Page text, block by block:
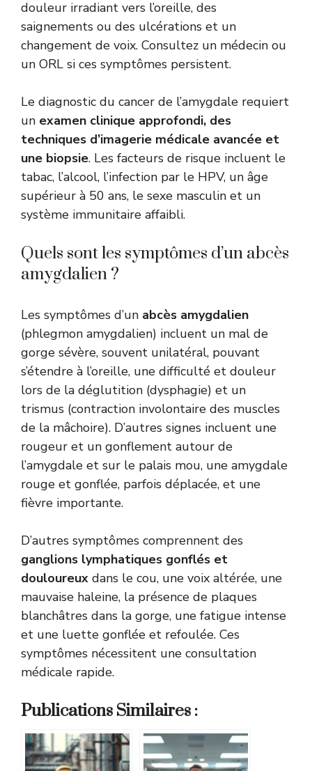
douleur irradiant vers l’oreille, des
saignements ou des ulcérations et un
changement de voix. Consultez un médecin ou
un ORL si ces symptômes persistent.
Le diagnostic du cancer de l’amygdale requiert
un examen clinique approfondi, des
techniques d’imagerie médicale avancée et
une biopsie. Les facteurs de risque incluent le
tabac, l’alcool, l’infection par le HPV, un âge
supérieur à 50 ans, le sexe masculin et un
système immunitaire affaibli.
Quels sont les symptômes d’un abcès
amygdalien ?
Les symptômes d’un abcès amygdalien
(phlegmon amygdalien) incluent un mal de
gorge sévère, souvent unilatéral, pouvant
s’étendre à l’oreille, une difficulté et douleur
lors de la déglutition (dysphagie) et un
trismus (contraction involontaire des muscles
de la mâchoire). D’autres signes incluent une
rougeur et un gonflement autour de
l’amygdale et sur le palais mou, une amygdale
rouge et gonflée, parfois déplacée, et une
fièvre importante.
D’autres symptômes comprennent des
ganglions lymphatiques gonflés et
douloureux dans le cou, une voix altérée, une
mauvaise haleine, la présence de plaques
blanchâtres dans la gorge, une fatigue intense
et une luette gonflée et refoulée. Ces
symptômes nécessitent une consultation
médicale rapide.
Publications Similaires :